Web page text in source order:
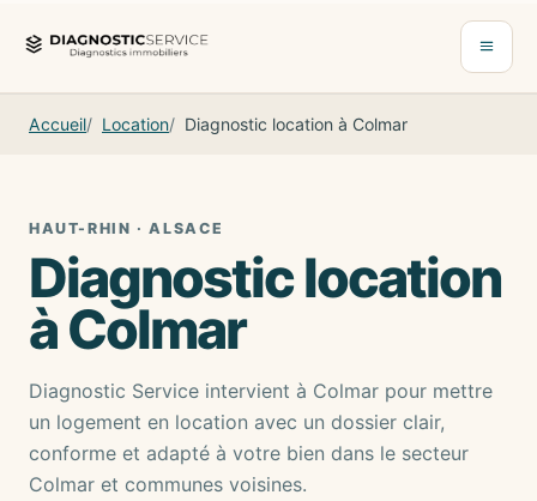
Ouvrir
Accueil Location Diagnostic location à Colmar
HAUT-RHIN · ALSACE
Diagnostic location
à Colmar
Diagnostic Service intervient à Colmar pour mettre
un logement en location avec un dossier clair,
conforme et adapté à votre bien dans le secteur
Colmar et communes voisines.